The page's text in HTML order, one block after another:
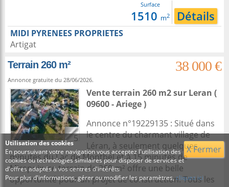
Surface
1510 m2 Détails
MIDI PYRENEES PROPRIETES
Artigat
Terrain 260 m²
38 000 €
Annonce gratuite du 28/06/2026.
5
Vente terrain 260 m2sur Leran (
09600 - Ariege )
Annonce n°19229135 : Situé dans
le centre du charmant village de
Léran, à seulement quelques
minutes du Lac de Montbel et à 15 minutes de
Mirepoix, ce terrain de 260 m² offre une belle
opportunité pour un projet de construction. Tous les
X Fermer
Utilisation des cookies
En poursuivant votre navigation vous acceptez l'utilisation des
cookies ou technologies similaires pour disposer de services et
d'offres adaptés à vos centres d'intérêts
Pour plus d'informations, gérer ou modifier les paramètres,cliquez ici